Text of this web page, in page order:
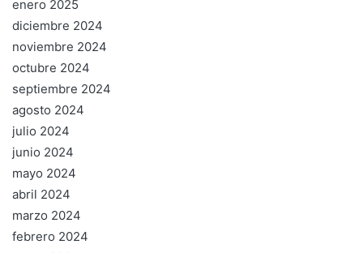
enero 2025
diciembre 2024
noviembre 2024
octubre 2024
septiembre 2024
agosto 2024
julio 2024
junio 2024
mayo 2024
abril 2024
marzo 2024
febrero 2024